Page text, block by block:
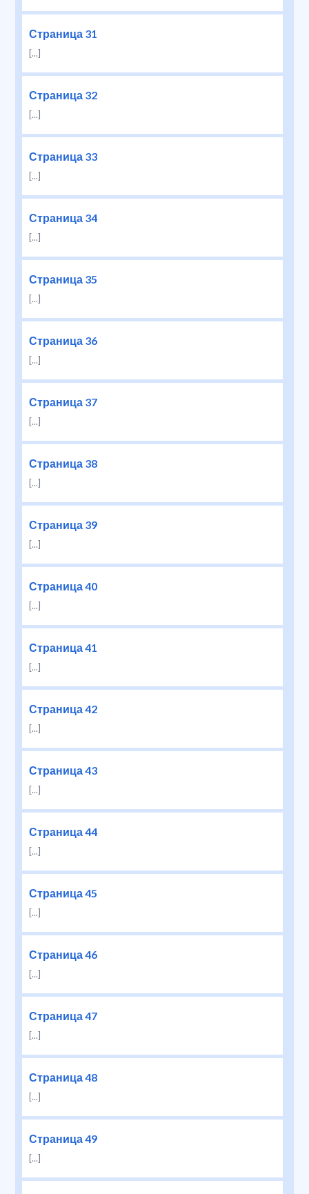
Страница 31
[...]
Страница 32
[...]
Страница 33
[...]
Страница 34
[...]
Страница 35
[...]
Страница 36
[...]
Страница 37
[...]
Страница 38
[...]
Страница 39
[...]
Страница 40
[...]
Страница 41
[...]
Страница 42
[...]
Страница 43
[...]
Страница 44
[...]
Страница 45
[...]
Страница 46
[...]
Страница 47
[...]
Страница 48
[...]
Страница 49
[...]